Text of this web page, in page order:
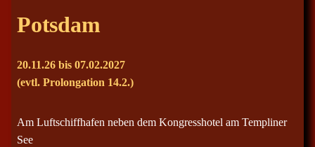
Potsdam
20.11.26 bis 07.02.2027
(evtl. Prolongation 14.2.)
Am Luftschiffhafen neben dem Kongresshotel am Templiner
See